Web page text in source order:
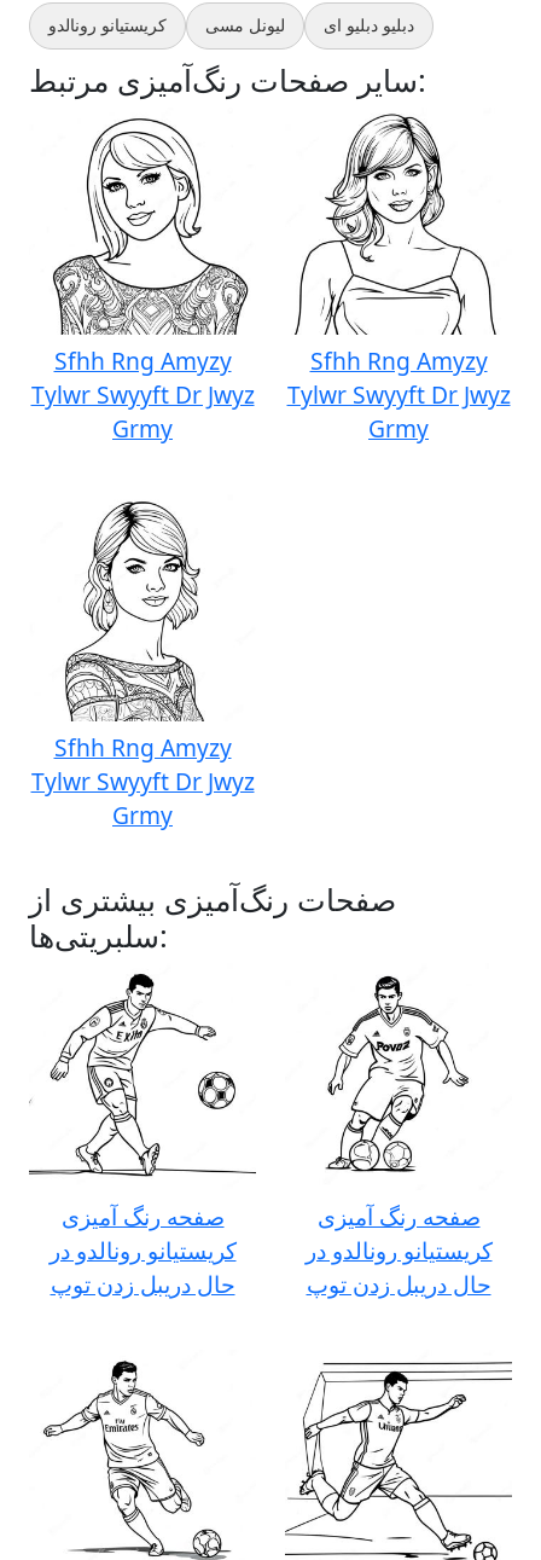
کریستیانو رونالدو لیونل مسی دبلیو دبلیو ای
سایر صفحات رنگ‌آمیزی مرتبط:
Sfhh Rng Amyzy
Tylwr Swyyft Dr Jwyz
Grmy
Sfhh Rng Amyzy
Tylwr Swyyft Dr Jwyz
Grmy
Sfhh Rng Amyzy
Tylwr Swyyft Dr Jwyz
Grmy
صفحات رنگ‌آمیزی بیشتری از
سلبریتی‌ها:
صفحه رنگ آمیزی
کریستیانو رونالدو در
حال دریبل زدن توپ
صفحه رنگ آمیزی
کریستیانو رونالدو در
حال دریبل زدن توپ